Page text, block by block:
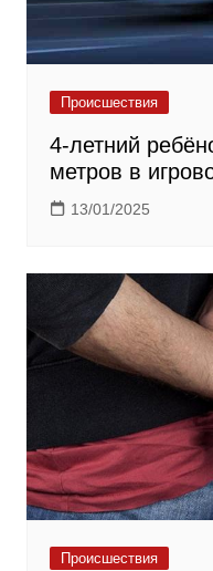
Происшествия
4-летний
метров в
13/01/2025
Происшествия